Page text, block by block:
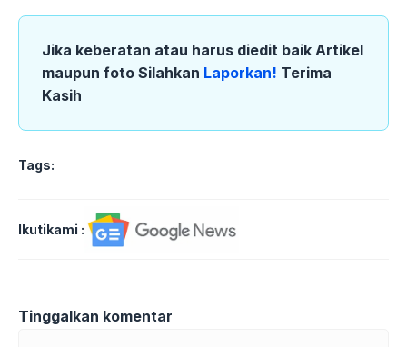
Jika keberatan atau harus diedit baik Artikel
maupun foto Silahkan Laporkan! Terima
Kasih
Tags:
Ikutikami :
Tinggalkan komentar